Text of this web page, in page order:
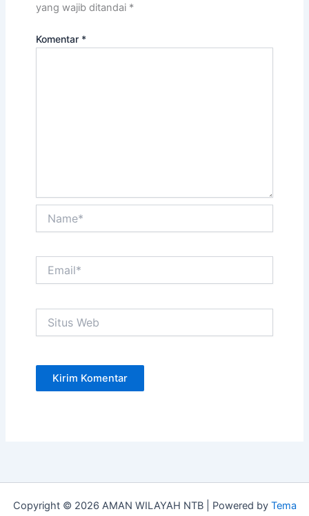
yang wajib ditandai *
Komentar *
Web
Copyright © 2026 AMAN WILAYAH NTB | Powered by Tema